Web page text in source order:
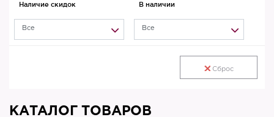
Наличие скидок
Все
В наличии
Все
Сброс
КАТАЛОГ ТОВАРОВ